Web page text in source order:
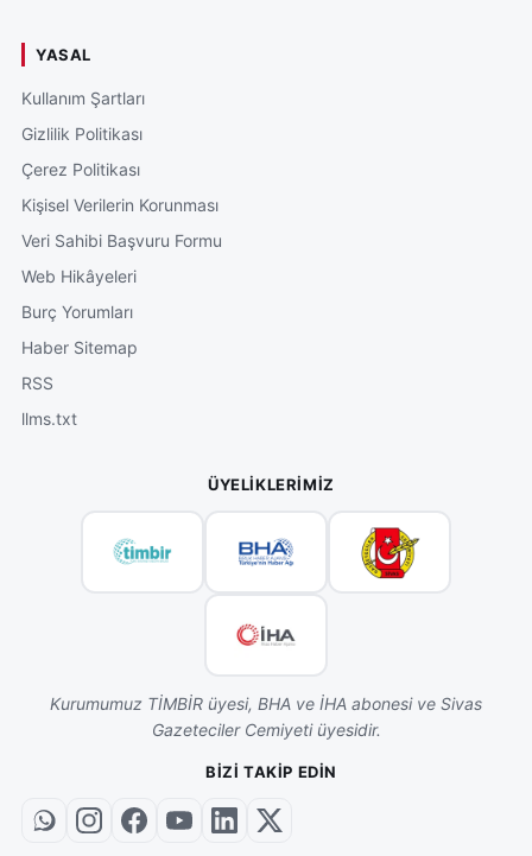
YASAL
Kullanım Şartları
Gizlilik Politikası
Çerez Politikası
Kişisel Verilerin Korunması
Veri Sahibi Başvuru Formu
Web Hikâyeleri
Burç Yorumları
Haber Sitemap
RSS
llms.txt
ÜYELIKLERIMIZ
Kurumumuz TİMBİR üyesi, BHA ve İHA abonesi ve Sivas
Gazeteciler Cemiyeti üyesidir.
BIZI TAKIP EDIN